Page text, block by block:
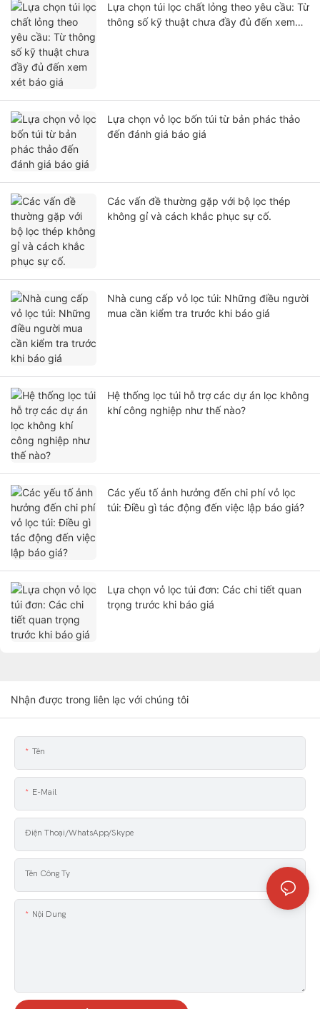
Lựa chọn túi lọc chất lỏng theo yêu cầu: Từ
thông số kỹ thuật chưa đầy đủ đến xem
Lựa chọn vỏ lọc bốn túi từ bản phác thảo
đến đánh giá báo giá
Các vấn đề thường gặp với bộ lọc thép
không gỉ và cách khắc phục sự cố.
Nhà cung cấp vỏ lọc túi: Những điều người
mua cần kiểm tra trước khi báo giá
Hệ thống lọc túi hỗ trợ các dự án lọc không
khí công nghiệp như thế nào?
Các yếu tố ảnh hưởng đến chi phí vỏ lọc
túi: Điều gì tác động đến việc lập báo giá?
Lựa chọn vỏ lọc túi đơn: Các chi tiết quan
trọng trước khi báo giá
Nhận được trong liên lạc với chúng tôi
Tên
E-Mail
Điện Thoại/WhatsApp/Skype
Tên Công Ty
Nội Dung